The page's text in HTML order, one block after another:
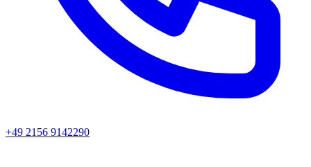
+49 2156 9142290